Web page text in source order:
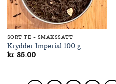
SORT TE - SMAKSSATT
Krydder Imperial 100 g
kr85.00